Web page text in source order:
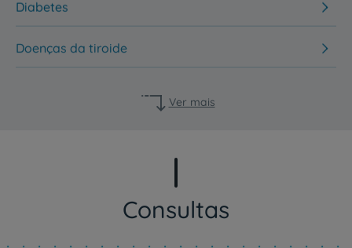
Diabetes
Doenças da tiroide
Consultas